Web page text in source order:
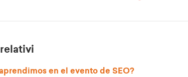
relativi
en el evento de SEO?